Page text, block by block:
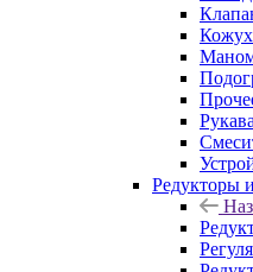
Редукторы